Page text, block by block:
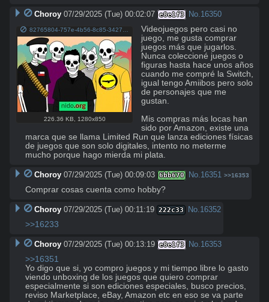
Choroy 07/29/2025 (Tue) 00:02:07 e8e1f3 No.16350
226.36 KB 1280x850
Videojuegos pero casi no
juego, me gusta comprar
juegos más que jugarlos.
Nunca coleccioné juegos o
figuras hasta hace unos años
cuando me compré la Switch,
igual tengo Amiibos pero solo
de personajes que me
gustan.
Mis compras más locas han
sido por Amazon, existe una
marca que se llama Limited Run que lanza ediciones físicas
de juegos que son solo digitales, intento no meterme
mucho porque hago mierda mi plata.
Choroy 07/29/2025 (Tue) 00:09:03 6bb670 No.16351 >>16353
Comprar cosas cuenta como hobby?
Choroy 07/29/2025 (Tue) 00:11:19 222c33 No.16352
>>16233
Choroy 07/29/2025 (Tue) 00:13:19 e8e1f3 No.16353
>>16351
Yo digo que si, yo compro juegos y mi tiempo libre lo gasto
viendo unboxing de los juegos que quiero comprar
especialmente si son ediciones especiales, busco precios,
reviso Marketplace, eBay, Amazon etc en eso se va parte